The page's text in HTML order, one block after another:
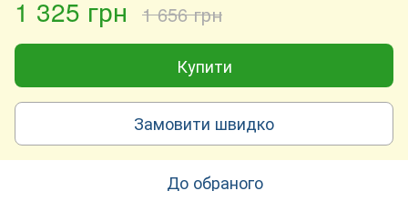
1 325 грн 1 656 грн
Купити
Замовити швидко
До обраного